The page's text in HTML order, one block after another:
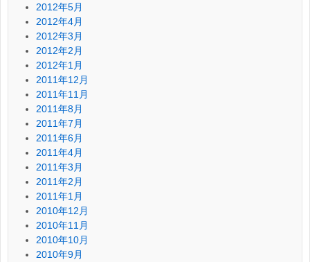
2012年5月
2012年4月
2012年3月
2012年2月
2012年1月
2011年12月
2011年11月
2011年8月
2011年7月
2011年6月
2011年4月
2011年3月
2011年2月
2011年1月
2010年12月
2010年11月
2010年10月
2010年9月